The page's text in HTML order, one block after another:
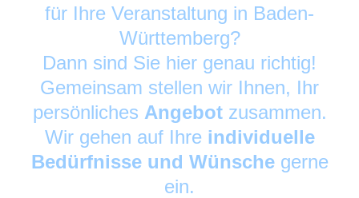
für Ihre Veranstaltung in Baden-
Württemberg?
Dann sind Sie hier genau richtig!
Gemeinsam stellen wir Ihnen, Ihr
persönliches Angebot zusammen.
Wir gehen auf Ihre individuelle
Bedürfnisse und Wünschegerne
ein.